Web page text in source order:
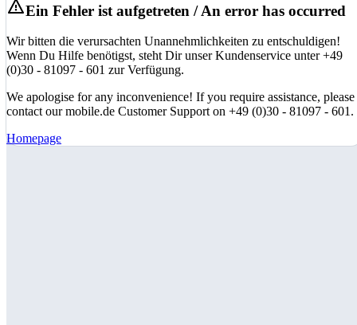
Ein Fehler ist aufgetreten / An error has occurred
Wir bitten die verursachten Unannehmlichkeiten zu entschuldigen!
Wenn Du Hilfe benötigst, steht Dir unser Kundenservice unter +49
(0)30 - 81097 - 601 zur Verfügung.
We apologise for any inconvenience! If you require assistance, please
contact our mobile.de Customer Support on +49 (0)30 - 81097 - 601.
Homepage